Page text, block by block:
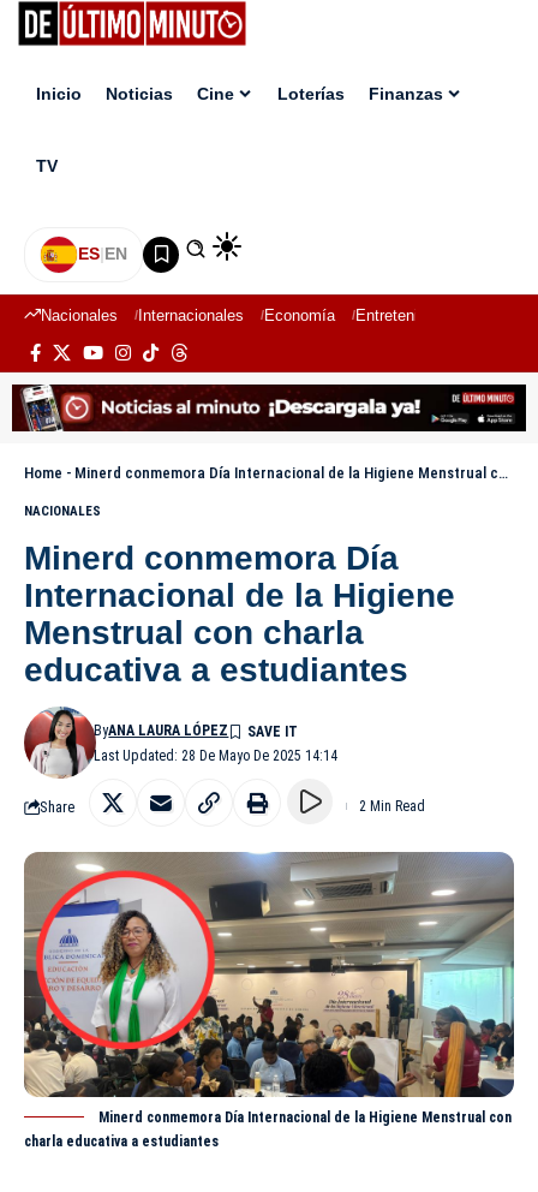
Inicio Noticias Cine Loterías Finanzas
TV
ES|EN
Nacionales Internacionales Economía Entretenimiento
Home - Minerd conmemora Día Internacional de la Higiene Menstrual con charla educativa a estudiantes
NACIONALES
Minerd conmemora Día
Internacional de la Higiene
Menstrual con charla
educativa a estudiantes
Last Updated: 28 De Mayo De 2025 14:14
ByANA LAURA LÓPEZ
Share 2 Min Read
Minerd conmemora Día Internacional de la Higiene Menstrual con
charla educativa a estudiantes